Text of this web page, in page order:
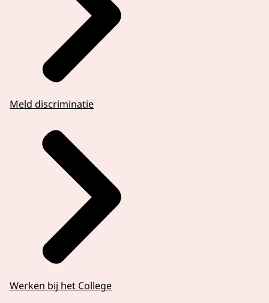
Meld discriminatie
Werken bij het College